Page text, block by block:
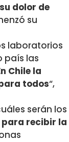
dolor de
su
laboratorios
país las
Chile la
todos“,
serán los
recibir la